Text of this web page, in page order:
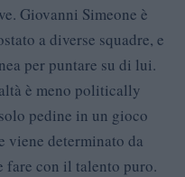
Giovanni Simeone è
a diverse squadre, e
per puntare su di lui.
è meno politically
pedine in un gioco
viene determinato da
fare con il talento puro.